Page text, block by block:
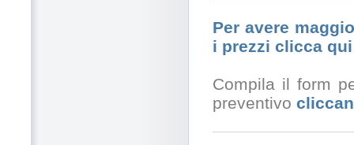
Per avere
i prezzi clicca qui
Compila il form
preventivo